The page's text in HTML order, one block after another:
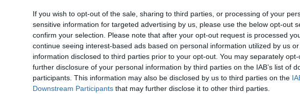
If you wish to opt-out of the sale, sharing to third parties, or processing of your
sensitive information for targeted advertising by us, please use the below opt-out
confirm your selection. Please note that after your opt-out request is processed
continue seeing interest-based ads based on personal information utilized by us
information disclosed to third parties prior to your opt-out. You may separately
further disclosure of your personal information by third parties on the IAB’s list of
participants. This information may also be disclosed by us to third parties on the
Downstream Participants that may further disclose it to other third parties.
LDPlayer - Android Emulator GTA 6 for PS5 CapCut
PC Repair Hero Wars
Hero Wars - Online Action Game TradingView -
Halo: Campaign
Halo: Campaign Evolved
eFootball 2026
eFootball 2026
EA
EA SPORTS